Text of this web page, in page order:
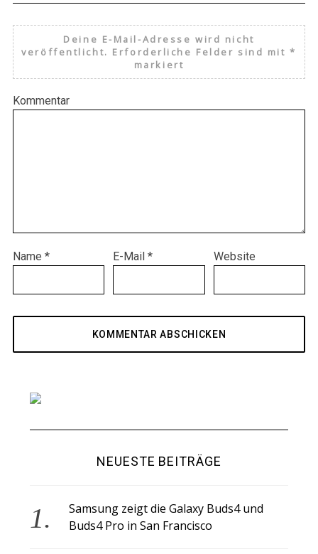
Deine E-Mail-Adresse wird nicht
veröffentlicht. Erforderliche Felder sind mit*
markiert
Kommentar
Name * E-Mail* Website
NEUESTE BEITRÄGE
Samsung zeigt die Galaxy Buds4 und
Buds4 Pro in San Francisco